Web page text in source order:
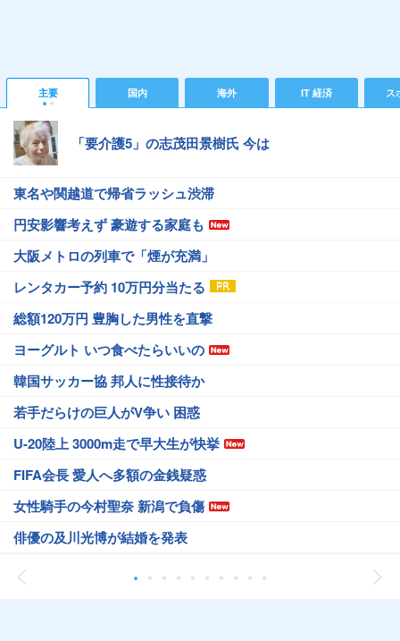
主要 国内 海外 IT 経済 ス
「要介護5」の志茂田景樹氏 今は
東名や関越道で帰省ラッシュ渋滞
円安影響考えず 豪遊する家庭も
大阪メトロの列車で「煙が充満」
レンタカー予約 10万円分当たる
総額120万円 豊胸した男性を直撃
ヨーグルト いつ食べたらいいの
韓国サッカー協 邦人に性接待か
若手だらけの巨人がV争い 困惑
U-20陸上 3000m走で早大生が快挙
FIFA会長 愛人へ多額の金銭疑惑
女性騎手の今村聖奈 新潟で負傷
俳優の及川光博が結婚を発表